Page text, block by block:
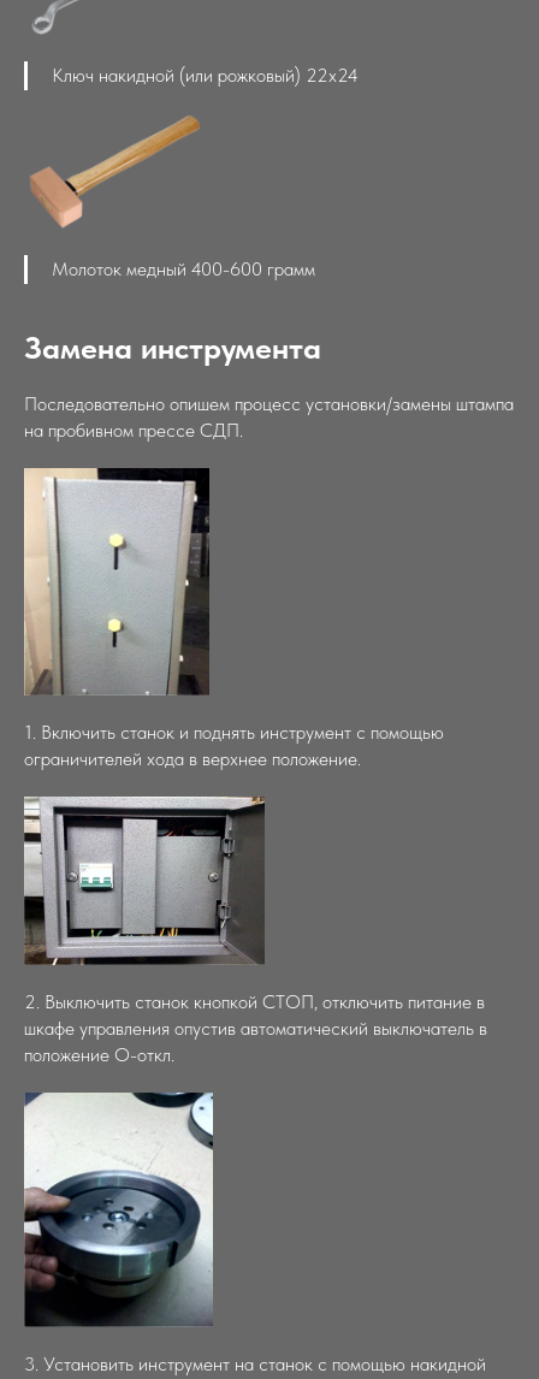
Ключ накидной (или рожковый) 22х24
Молоток медный 400-600 грамм
Замена инструмента
Последовательно опишем процесс установки/замены штампа
на пробивном прессе СДП.
1. Включить станок и поднять инструмент с помощью
ограничителей хода в верхнее положение.
2. Выключить станок кнопкой СТОП, отключить питание в
шкафе управления опустив автоматический выключатель в
положение О-откл.
3. Установить инструмент на станок с помощью накидной